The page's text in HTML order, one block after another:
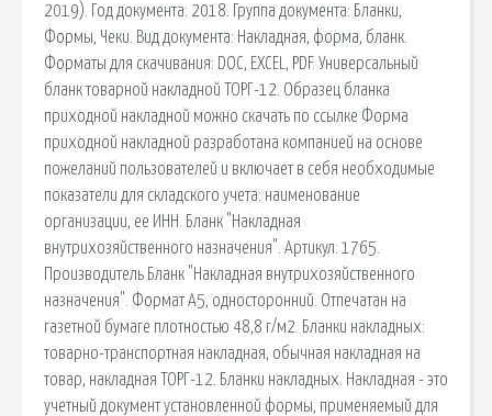
2019). Год документа: 2018. Группа документа: Бланки,
Формы, Чеки. Вид документа: Накладная, форма, бланк.
Форматы для скачивания: DOC, EXCEL, PDF. Универсальный
бланк товарной накладной ТОРГ-12. Образец бланка
приходной накладной можно скачать по ссылке Форма
приходной накладной разработана компанией на основе
пожеланий пользователей и включает в себя необходимые
показатели для складского учета: наименование
организации, ее ИНН. Бланк "Накладная
внутрихозяйственного назначения". Артикул: 1765.
Производитель Бланк "Накладная внутрихозяйственного
назначения". Формат А5, односторонний. Отпечатан на
газетной бумаге плотностью 48,8 г/м2. Бланки накладных:
товарно-транспортная накладная, обычная накладная на
товар, накладная ТОРГ-12. Бланки накладных. Накладная - это
учетный документ установленной формы, применяемый для